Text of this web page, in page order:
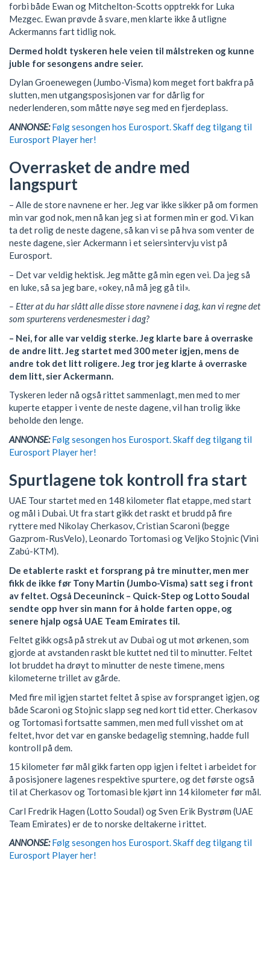
forbi både Ewan og Mitchelton-Scotts opptrekk for Luka
Mezgec. Ewan prøvde å svare, men klarte ikke å utligne
Ackermanns fart tidlig nok.
Dermed holdt tyskeren hele veien til målstreken og kunne
juble for sesongens andre seier.
Dylan Groenewegen (Jumbo-Visma) kom meget fort bakfra på
slutten, men utgangsposisjonen var for dårlig for
nederlenderen, som måtte nøye seg med en fjerdeplass.
ANNONSE: Følg sesongen hos Eurosport. Skaff deg tilgang til
Eurosport Player her!
Overrasket de andre med
langspurt
– Alle de store navnene er her. Jeg var ikke sikker på om formen
min var god nok, men nå kan jeg si at formen min er god. Vi kan
ta det rolig de neste dagene, så kan vi se på hva som venter de
neste dagene, sier Ackermann i et seiersintervju vist på
Eurosport.
– Det var veldig hektisk. Jeg måtte gå min egen vei. Da jeg så
en luke, så sa jeg bare, «okey, nå må jeg gå til».
– Etter at du har slått alle disse store navnene i dag, kan vi regne det
som spurterens verdenesmester i dag?
– Nei, for alle var veldig sterke. Jeg klarte bare å overraske
de andre litt. Jeg startet med 300 meter igjen, mens de
andre tok det litt roligere. Jeg tror jeg klarte å overraske
dem litt, sier Ackermann.
Tyskeren leder nå også rittet sammenlagt, men med to mer
kuperte etapper i vente de neste dagene, vil han trolig ikke
beholde den lenge.
ANNONSE: Følg sesongen hos Eurosport. Skaff deg tilgang til
Eurosport Player her!
Spurtlagene tok kontroll fra start
UAE Tour startet med en 148 kilometer flat etappe, med start
og mål i Dubai. Ut fra start gikk det raskt et brudd på fire
ryttere med Nikolay Cherkasov, Cristian Scaroni (begge
Gazprom-RusVelo), Leonardo Tortomasi og Veljko Stojnic (Vini
Zabú-KTM).
De etablerte raskt et forsprang på tre minutter, men mer
fikk de ikke før Tony Martin (Jumbo-Visma) satt seg i front
av feltet. Også Deceuninck – Quick-Step og Lotto Soudal
sendte opp hver sin mann for å holde farten oppe, og
senere hjalp også UAE Team Emirates til.
Feltet gikk også på strek ut av Dubai og ut mot ørkenen, som
gjorde at avstanden raskt ble kuttet ned til to minutter. Feltet
lot bruddet ha drøyt to minutter de neste timene, mens
kilometerne trillet av gårde.
Med fire mil igjen startet feltet å spise av forspranget igjen, og
både Scaroni og Stojnic slapp seg ned kort tid etter. Cherkasov
og Tortomasi fortsatte sammen, men med full visshet om at
feltet, hvor det var en ganske bedagelig stemning, hadde full
kontroll på dem.
15 kilometer før mål gikk farten opp igjen i feltet i arbeidet for
å posisjonere lagenes respektive spurtere, og det første også
til at Cherkasov og Tortomasi ble kjørt inn 14 kilometer før mål.
Carl Fredrik Hagen (Lotto Soudal) og Sven Erik Bystrøm (UAE
Team Emirates) er de to norske deltakerne i rittet.
ANNONSE: Følg sesongen hos Eurosport. Skaff deg tilgang til
Eurosport Player her!